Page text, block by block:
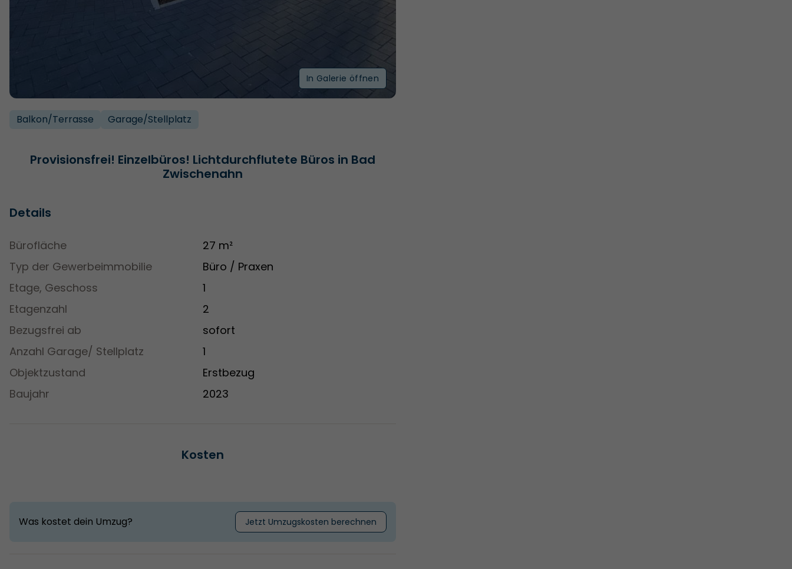
In Galerie öffnen
Balkon/­Terrasse Garage/­Stellplatz
Provisionsfrei! Einzelbüros! Lichtdurchflutete Büros in Bad
Zwischenahn
Details
Bürofläche
27 m²
Typ der Gewerbeimmobilie
Büro / Praxen
Etage, Geschoss
1
Etagenzahl
2
Bezugsfrei ab
sofort
Anzahl Garage/ Stellplatz
1
Objektzustand
Erstbezug
Baujahr
2023
Kosten
Was kostet dein Umzug? Jetzt Umzugskosten berechnen